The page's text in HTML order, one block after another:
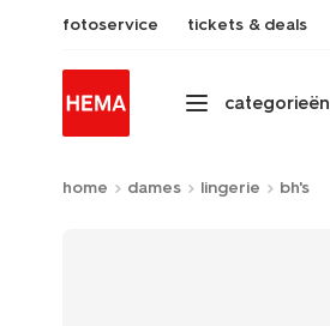
fotoservice tickets & deals
categorieën
home dames lingerie bh's